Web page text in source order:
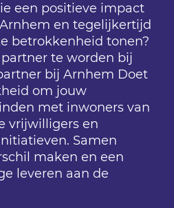
een positieve impact
en tegelijkertijd
betrokkenheid tonen?
te worden bij
bij Arnhem Doet
om jouw
met inwoners van
vrijwilligers en
Samen
maken en een
leveren aan de